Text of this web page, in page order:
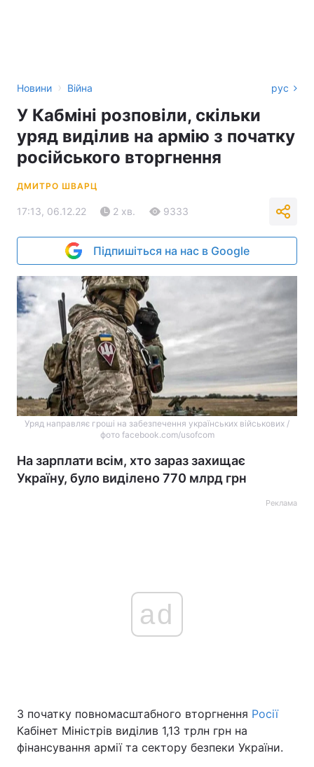
Новини › Війна рус
У Кабміні розповіли, скільки
уряд виділив на армію з початку
російського вторгнення
ДМИТРО ШВАРЦ
17:13, 06.12.22 2 хв. 9333
Підпишіться на нас в Google
Уряд направляє гроші на забезпечення українських військових /
фото facebook.com/usofcom
На зарплати всім, хто зараз захищає
Україну, було виділено 770 млрд грн
Реклама
ad
З початку повномасштабного вторгнення Росії
Кабінет Міністрів виділив 1,13 трлн грн на
фінансування армії та сектору безпеки України.